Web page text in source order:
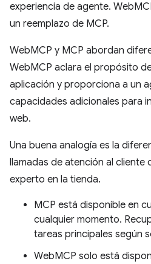
experiencia de agente.
un reemplazo de MCP.
WebMCP y MCP abordan
WebMCP aclara el propósito
aplicación y proporciona a un
capacidades adicionales para
web.
Una buena analogía es la
llamadas de atención al cliente
experto en la tienda.
MCP está disponible en
cualquier momento.
tareas principales según
WebMCP solo está